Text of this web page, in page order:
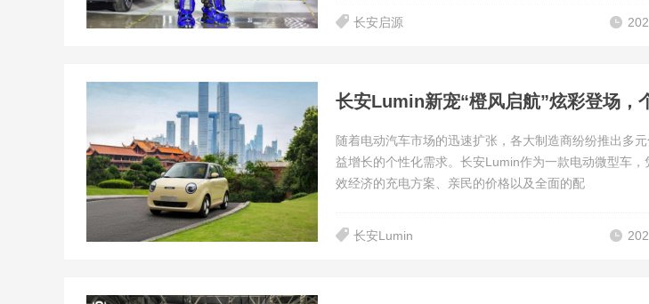
长安启源
长安Lumin新宠“橙风启航”炫彩登场，
随着电动汽车市场的迅速扩张，各大制造商纷纷推出多
益增长的个性化需求。长安Lumin作为一款电动微型车
效经济的充电方案、亲民的价格以及全面的配
长安Lumin